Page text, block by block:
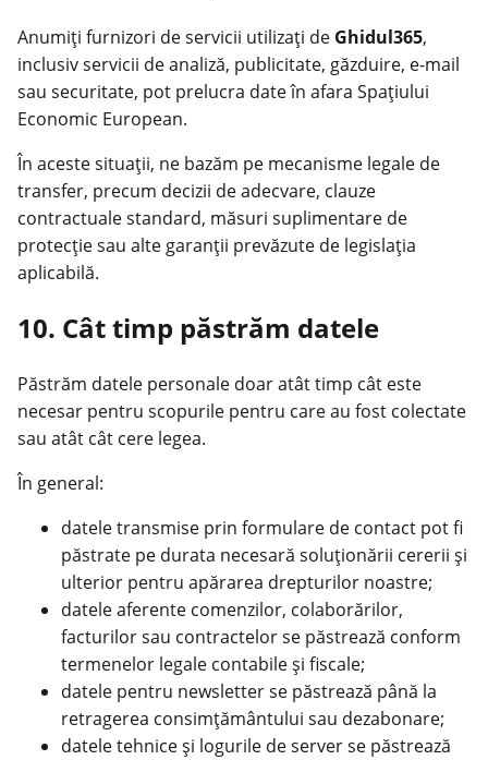
Anumiți furnizori de servicii utilizați de Ghidul365,
inclusiv servicii de analiză, publicitate, găzduire, e-mail
sau securitate, pot prelucra date în afara Spațiului
Economic European.
În aceste situații, ne bazăm pe mecanisme legale de
transfer, precum decizii de adecvare, clauze
contractuale standard, măsuri suplimentare de
protecție sau alte garanții prevăzute de legislația
aplicabilă.
10. Cât timp păstrăm datele
Păstrăm datele personale doar atât timp cât este
necesar pentru scopurile pentru care au fost colectate
sau atât cât cere legea.
În general:
datele transmise prin formulare de contact pot fi
păstrate pe durata necesară soluționării cererii și
ulterior pentru apărarea drepturilor noastre;
datele aferente comenzilor, colaborărilor,
facturilor sau contractelor se păstrează conform
termenelor legale contabile și fiscale;
datele pentru newsletter se păstrează până la
retragerea consimțământului sau dezabonare;
datele tehnice și logurile de server se păstrează